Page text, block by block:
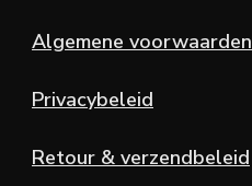
Algemene voorwaarden
Privacybeleid
Retour & verzendbeleid